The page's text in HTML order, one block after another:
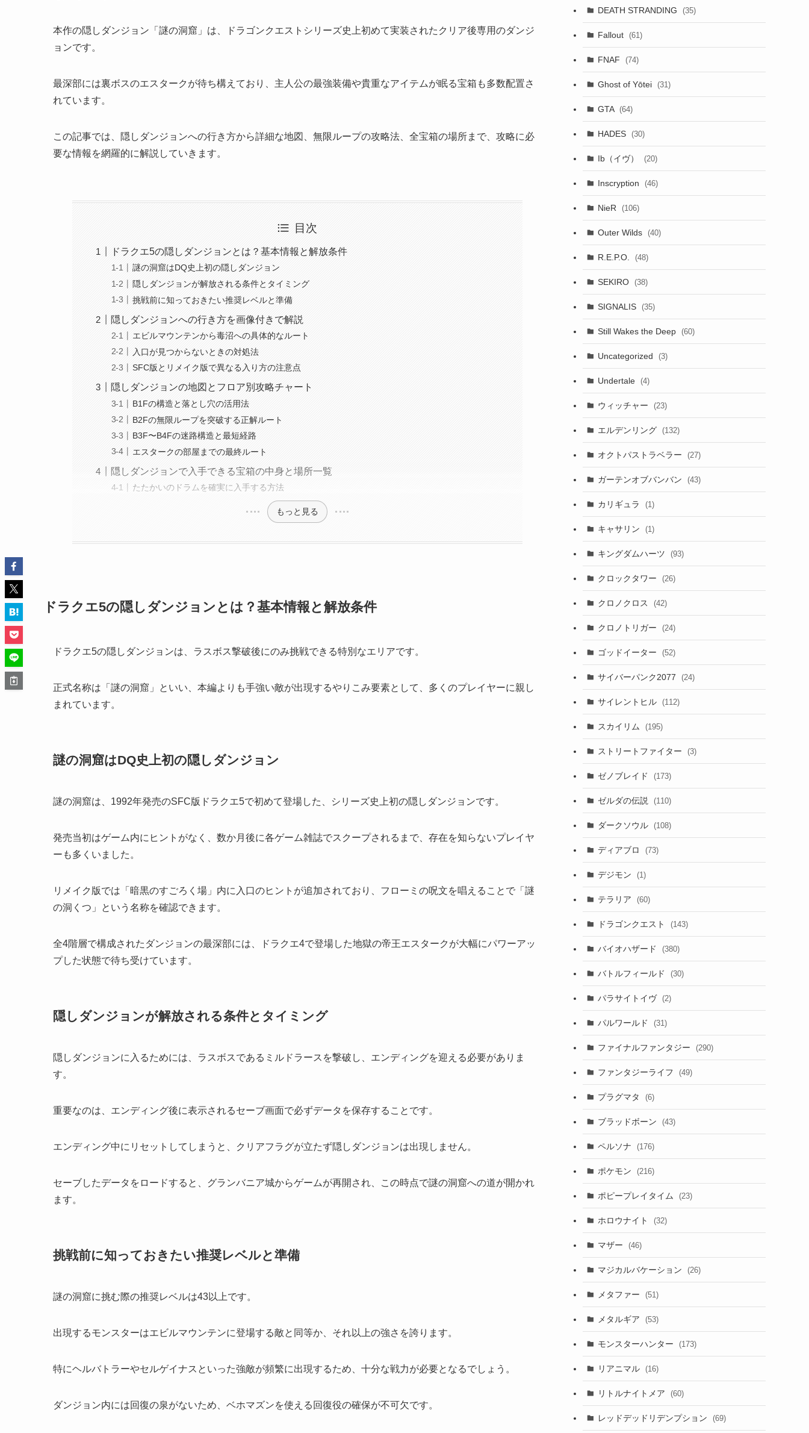
本作の隠しダンジョン「謎の洞窟」は、ドラゴンクエストシリーズ史上初めて実装されたクリア後専用のダンジ
ョンです。
最深部には裏ボスのエスタークが待ち構えており、主人公の最強装備や貴重なアイテムが眠る宝箱も多数配置さ
れています。
この記事では、隠しダンジョンへの行き方から詳細な地図、無限ループの攻略法、全宝箱の場所まで、攻略に必
要な情報を網羅的に解説していきます。
目次
ドラクエ5の隠しダンジョンとは？基本情報と解放条件
謎の洞窟はDQ史上初の隠しダンジョン
隠しダンジョンが解放される条件とタイミング
挑戦前に知っておきたい推奨レベルと準備
隠しダンジョンへの行き方を画像付きで解説
エビルマウンテンから毒沼への具体的なルート
入口が見つからないときの対処法
SFC版とリメイク版で異なる入り方の注意点
隠しダンジョンの地図とフロア別攻略チャート
B1Fの構造と落とし穴の活用法
B2Fの無限ループを突破する正解ルート
B3F〜B4Fの迷路構造と最短経路
エスタークの部屋までの最終ルート
隠しダンジョンで入手できる宝箱の中身と場所一覧
たたかいのドラムを確実に入手する方法
もっと見る
ドラクエ5の隠しダンジョンとは？基本情報と解放条件
ドラクエ5の隠しダンジョンは、ラスボス撃破後にのみ挑戦できる特別なエリアです。
正式名称は「謎の洞窟」といい、本編よりも手強い敵が出現するやりこみ要素として、多くのプレイヤーに親し
まれています。
謎の洞窟はDQ史上初の隠しダンジョン
謎の洞窟は、1992年発売のSFC版ドラクエ5で初めて登場した、シリーズ史上初の隠しダンジョンです。
発売当初はゲーム内にヒントがなく、数か月後に各ゲーム雑誌でスクープされるまで、存在を知らないプレイヤ
ーも多くいました。
リメイク版では「暗黒のすごろく場」内に入口のヒントが追加されており、フローミの呪文を唱えることで「謎
の洞くつ」という名称を確認できます。
全4階層で構成されたダンジョンの最深部には、ドラクエ4で登場した地獄の帝王エスタークが大幅にパワーアッ
プした状態で待ち受けています。
隠しダンジョンが解放される条件とタイミング
隠しダンジョンに入るためには、ラスボスであるミルドラースを撃破し、エンディングを迎える必要がありま
す。
重要なのは、エンディング後に表示されるセーブ画面で必ずデータを保存することです。
エンディング中にリセットしてしまうと、クリアフラグが立たず隠しダンジョンは出現しません。
セーブしたデータをロードすると、グランバニア城からゲームが再開され、この時点で謎の洞窟への道が開かれ
ます。
挑戦前に知っておきたい推奨レベルと準備
謎の洞窟に挑む際の推奨レベルは43以上です。
出現するモンスターはエビルマウンテンに登場する敵と同等か、それ以上の強さを誇ります。
特にヘルバトラーやセルゲイナスといった強敵が頻繁に出現するため、十分な戦力が必要となるでしょう。
ダンジョン内には回復の泉がないため、ベホマズンを使える回復役の確保が不可欠です。
DEATH STRANDING (35)
Fallout (61)
FNAF (74)
Ghost of Yōtei (31)
GTA (64)
HADES (30)
Ib（イヴ） (20)
Inscryption (46)
NieR (106)
Outer Wilds (40)
R.E.P.O. (48)
SEKIRO (38)
SIGNALIS (35)
Still Wakes the Deep (60)
Uncategorized (3)
Undertale (4)
ウィッチャー (23)
エルデンリング (132)
オクトパストラベラー (27)
ガーテンオブバンバン (43)
カリギュラ (1)
キャサリン (1)
キングダムハーツ (93)
クロックタワー (26)
クロノクロス (42)
クロノトリガー (24)
ゴッドイーター (52)
サイバーパンク2077 (24)
サイレントヒル (112)
スカイリム (195)
ストリートファイター (3)
ゼノブレイド (173)
ゼルダの伝説 (110)
ダークソウル (108)
ディアブロ (73)
デジモン (1)
テラリア (60)
ドラゴンクエスト (143)
バイオハザード (380)
バトルフィールド (30)
パラサイトイヴ (2)
パルワールド (31)
ファイナルファンタジー (290)
ファンタジーライフ (49)
プラグマタ (6)
ブラッドボーン (43)
ペルソナ (176)
ポケモン (216)
ポピープレイタイム (23)
ホロウナイト (32)
マザー (46)
マジカルバケーション (26)
メタファー (51)
メタルギア (53)
モンスターハンター (173)
リアニマル (16)
リトルナイトメア (60)
レッドデッドリデンプション (69)